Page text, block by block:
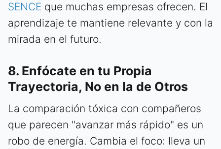
SENCE que muchas empresas ofrecen. El
aprendizaje te mantiene relevante y con la
mirada en el futuro.
8. Enfócate en tu Propia
Trayectoria, No en la de Otros
La comparación tóxica con compañeros
que parecen "avanzar más rápido" es un
robo de energía. Cambia el foco: lleva un